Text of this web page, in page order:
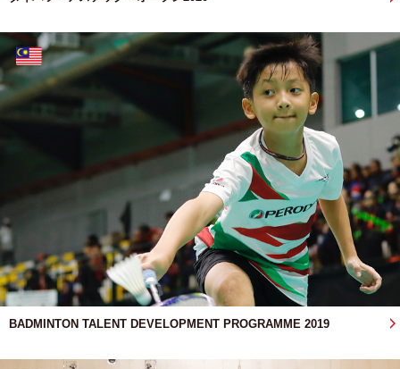
BADMINTON TALENT DEVELOPMENT PROGRAMME 2019